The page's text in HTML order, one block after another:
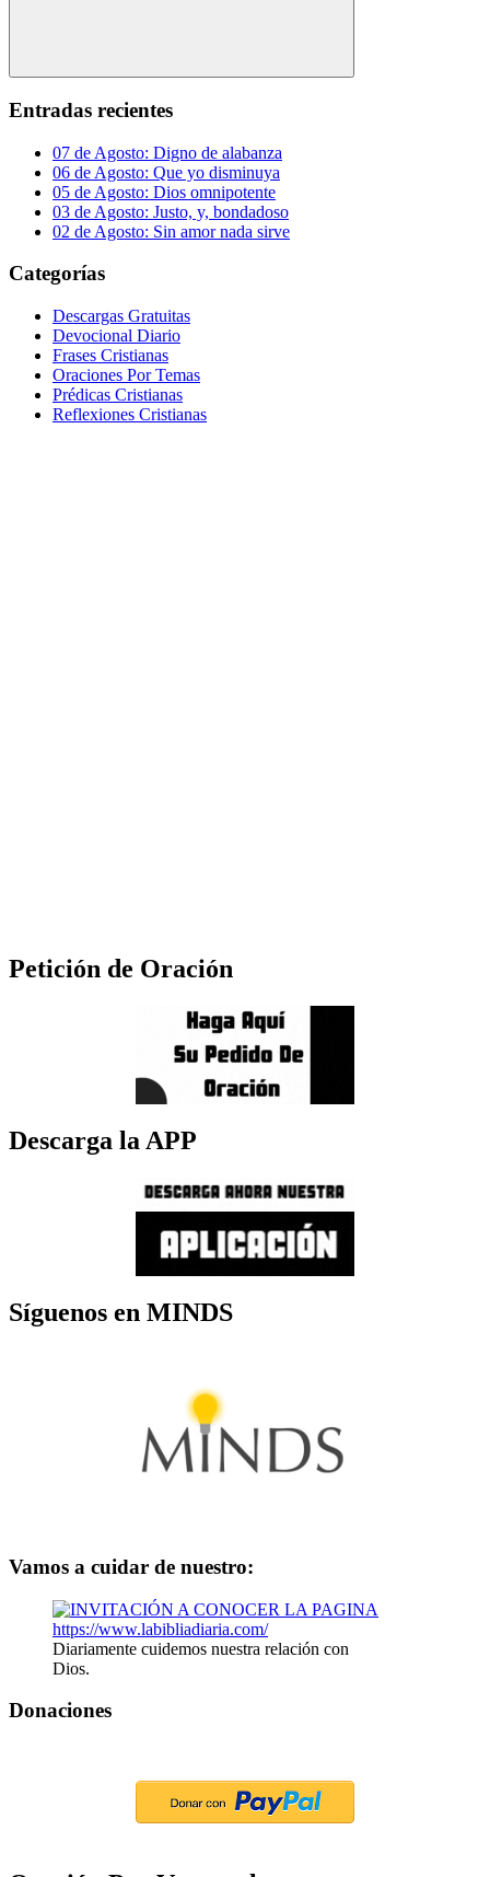
Buscar
Entradas recientes
07 de Agosto: Digno de alabanza
06 de Agosto: Que yo disminuya
05 de Agosto: Dios omnipotente
03 de Agosto: Justo, y, bondadoso
02 de Agosto: Sin amor nada sirve
Categorías
Descargas Gratuitas
Devocional Diario
Frases Cristianas
Oraciones Por Temas
Prédicas Cristianas
Reflexiones Cristianas
Petición de Oración
Descarga la APP
Síguenos en MINDS
Vamos a cuidar de nuestro:
Diariamente cuidemos nuestra relación con
Dios.
Donaciones